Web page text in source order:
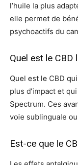
l’huile la plus
elle permet de
psychoactifs du
Quel est le CBD
Quel est le CBD
plus d’impact et
Spectrum. Ces
voie sublinguale
Est-ce que le